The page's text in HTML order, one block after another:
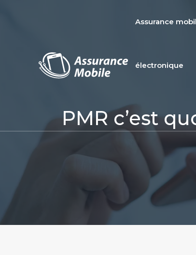
Assurance
électronique
PMR c’est